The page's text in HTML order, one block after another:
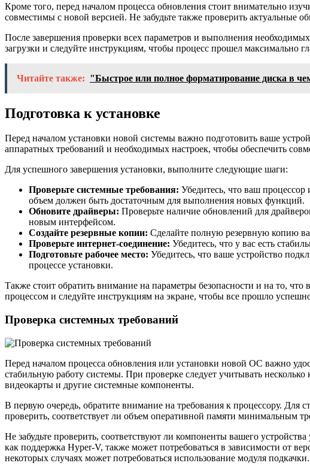
Кроме того, перед началом процесса обновления стоит внимательно
совместимы с новой версией. Не забудьте также проверить актуальные
После завершения проверки всех параметров и выполнения
загрузки и следуйте инструкциям, чтобы процесс прошел максимально
Читайте также: "Быстрое или полное форматирование диска в
Подготовка к установке
Перед началом установки новой системы важно подготовить ваше
аппаратных требований и необходимых настроек, чтобы обеспечить
Для успешного завершения установки, выполните следующие шаги:
Проверьте системные требования: Убедитесь, что ваш
объем должен быть достаточным для выполнения новых функций.
Обновите драйверы: Проверьте наличие обновлений для
новым интерфейсом.
Создайте резервные копии: Сделайте полную резервную копию
Проверьте интернет-соединение: Убедитесь, что у вас есть
Подготовьте рабочее место: Убедитесь, что ваше устройство
процессе установки.
Также стоит обратить внимание на параметры безопасности и на то,
процессом и следуйте инструкциям на экране, чтобы все прошло
Проверка системных требований
Перед началом процесса обновления или установки новой ОС важно
стабильную работу системы. При проверке следует учитывать
видеокарты и другие системные компоненты.
В первую очередь, обратите внимание на требования к процессору. Для
проверить, соответствует ли объем оперативной памяти минимальным
Не забудьте проверить, соответствуют ли компоненты вашего
как поддержка Hyper-V, также может потребоваться в зависимости от
некоторых случаях может потребоваться использование модуля подкачки.